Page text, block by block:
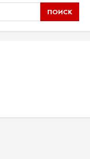
ПОИСК